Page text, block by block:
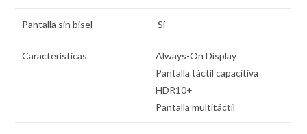
Pantalla sin bisel Sí
Características
Always-On Display
Pantalla táctil capacitiva
HDR10+
Pantalla multitáctil